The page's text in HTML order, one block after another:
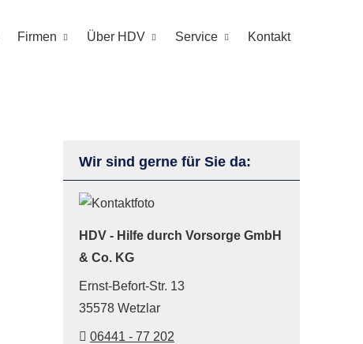
Firmen Über HDV Service Kontakt
Wir sind gerne für Sie da:
HDV - Hilfe durch Vorsorge GmbH
& Co. KG
Ernst-Befort-Str. 13
35578 Wetzlar
06441 - 77 202